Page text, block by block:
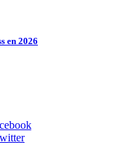
en 2026